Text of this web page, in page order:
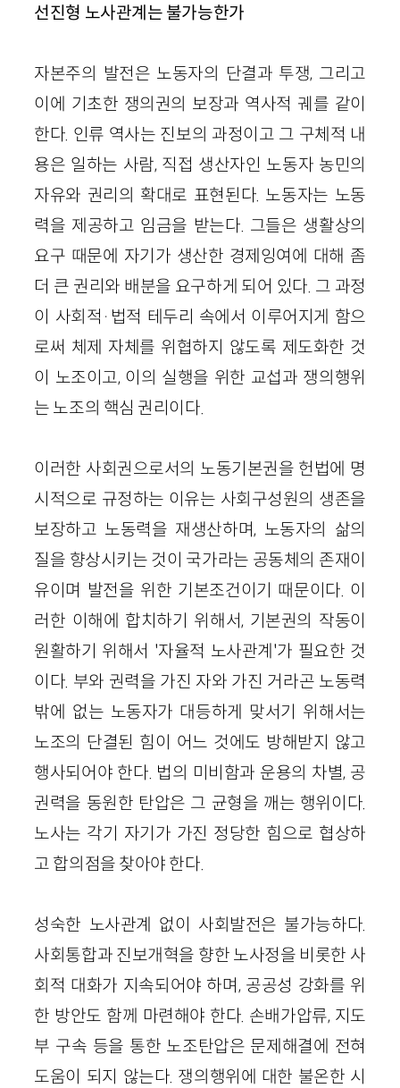
선진형 노사관계는 불가능한가
자본주의 발전은 노동자의 단결과 투쟁, 그리고
이에 기초한 쟁의권의 보장과 역사적 궤를 같이
한다. 인류 역사는 진보의 과정이고 그 구체적 내
용은 일하는 사람, 직접 생산자인 노동자 농민의
자유와 권리의 확대로 표현된다. 노동자는 노동
력을 제공하고 임금을 받는다. 그들은 생활상의
요구 때문에 자기가 생산한 경제잉여에 대해 좀
더 큰 권리와 배분을 요구하게 되어 있다. 그 과정
이 사회적·법적 테두리 속에서 이루어지게 함으
로써 체제 자체를 위협하지 않도록 제도화한 것
이 노조이고, 이의 실행을 위한 교섭과 쟁의행위
는 노조의 핵심 권리이다.
이러한 사회권으로서의 노동기본권을 헌법에 명
시적으로 규정하는 이유는 사회구성원의 생존을
보장하고 노동력을 재생산하며, 노동자의 삶의
질을 향상시키는 것이 국가라는 공동체의 존재이
유이며 발전을 위한 기본조건이기 때문이다. 이
러한 이해에 합치하기 위해서, 기본권의 작동이
원활하기 위해서 '자율적 노사관계'가 필요한 것
이다. 부와 권력을 가진 자와 가진 거라곤 노동력
밖에 없는 노동자가 대등하게 맞서기 위해서는
노조의 단결된 힘이 어느 것에도 방해받지 않고
행사되어야 한다. 법의 미비함과 운용의 차별, 공
권력을 동원한 탄압은 그 균형을 깨는 행위이다.
노사는 각기 자기가 가진 정당한 힘으로 협상하
고 합의점을 찾아야 한다.
성숙한 노사관계 없이 사회발전은 불가능하다.
사회통합과 진보개혁을 향한 노사정을 비롯한 사
회적 대화가 지속되어야 하며, 공공성 강화를 위
한 방안도 함께 마련해야 한다. 손배가압류, 지도
부 구속 등을 통한 노조탄압은 문제해결에 전혀
도움이 되지 않는다. 쟁의행위에 대한 불온한 시